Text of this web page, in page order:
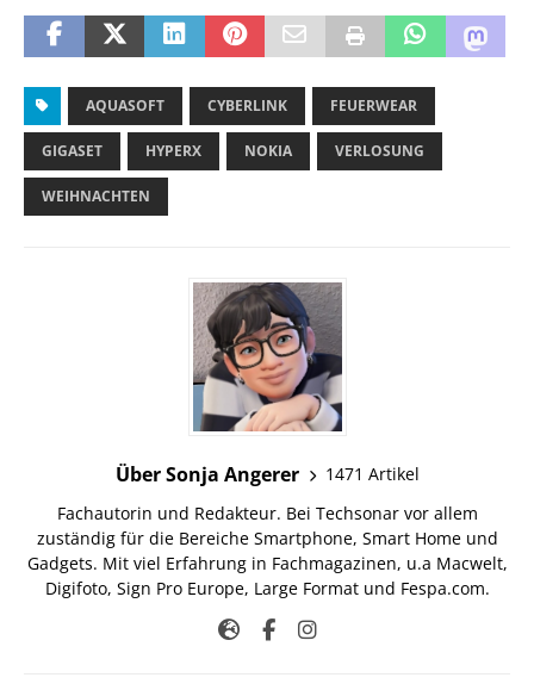
AQUASOFT CYBERLINK FEUERWEAR
GIGASET HYPERX NOKIA VERLOSUNG
WEIHNACHTEN
Über Sonja Angerer
1471 Artikel
Fachautorin und Redakteur. Bei Techsonar vor allem
zuständig für die Bereiche Smartphone, Smart Home und
Gadgets. Mit viel Erfahrung in Fachmagazinen, u.a Macwelt,
Digifoto, Sign Pro Europe, Large Format und Fespa.com.